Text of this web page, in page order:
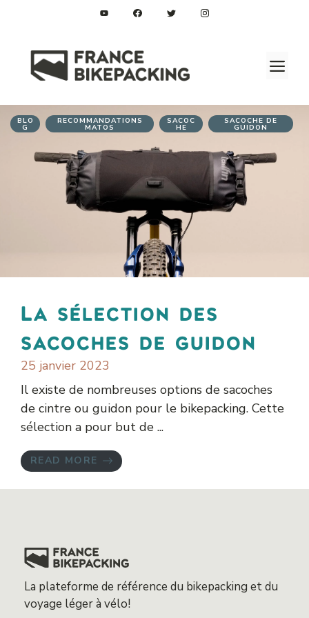
BLO
G
RECOMMANDATIONS
MATOS
SACOC
HE
SACOCHE DE
GUIDON
La sélection des
sacoches de guidon
25 janvier 2023
Il existe de nombreuses options de sacoches
de cintre ou guidon pour le bikepacking. Cette
sélection a pour but de ...
READ MORE
La plateforme de référence du bikepacking et du
voyage léger à vélo!